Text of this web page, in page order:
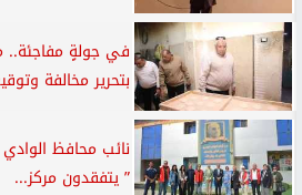
في جولةٍ مفاجئة..
بتحرير مخالفة
نائب محافظ
” يتفقدون مركز...